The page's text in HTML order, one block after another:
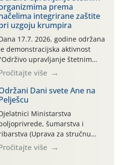
drugih proizvoda koji
sredstva za zaštitu bilja
(npr. ambalaža od mineralnih
se ne prihvaća.
je osiguran
povrat prazne
isključivo ovih tvrtki:
MAKS, AGRONOM,
TKI* (PINUS […]
prema
integrirane zaštite
uzgoju krumpira
17.7. 2026. godine održana
demonstracijska aktivnost
upravljanje štetnim
prema načelima
integrirane zaštite pri uzgoju
na pokusnom polju
kraj naselja Belica
parcela ID 2445031)
dio Međimurske
više
Dani svete Ane na
Ministarstva
šumarstva i
(Uprava za stručnu
razvoju poljoprivrede)
sudjelovali su na tradicionalnom
više